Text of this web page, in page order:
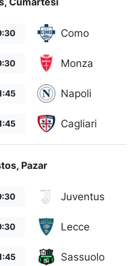
Como
Monza
Napoli
Cagliari
Pazar
Juventus
Lecce
Sassuolo